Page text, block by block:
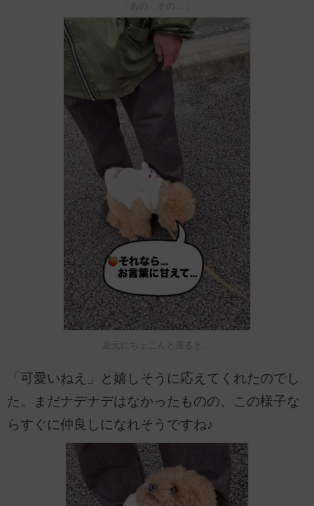
「あの…その…」
足元にちょこんと座ると…
「可愛いねえ」と嬉しそうに応えてくれたのでし
た。まだナデナデはなかったものの、この様子な
らすぐに仲良しになれそうですね♪